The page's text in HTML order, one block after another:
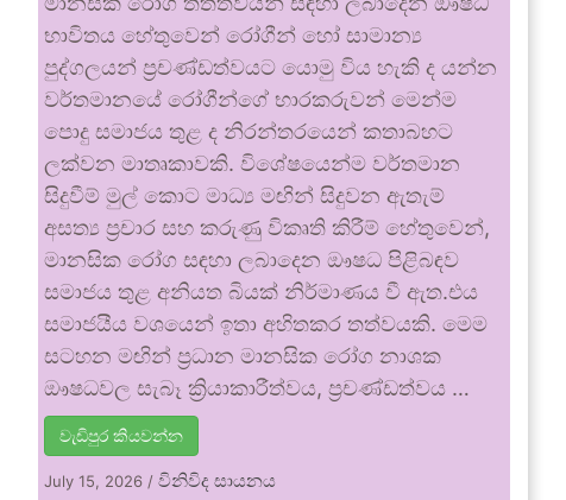
භාවිතය හේතුවෙන් රෝගීන් හෝ සාමාන්‍ය
පුද්ගලයන් ප්‍රචණ්ඩත්වයට යොමු විය හැකි ද යන්න
වර්තමානයේ රෝගීන්ගේ භාරකරුවන් මෙන්ම
පොදු සමාජය තුළ ද නිරන්තරයෙන් කතාබහට
ලක්වන මාතෘකාවකි. විශේෂයෙන්ම වර්තමාන
සිදුවීම් මුල් කොට මාධ්‍ය මඟින් සිදුවන ඇතැම්
අසත්‍ය ප්‍රචාර සහ කරුණු විකෘති කිරීම් හේතුවෙන්,
මානසික රෝග සඳහා ලබාදෙන ඖෂධ පිළිබඳව
සමාජය තුළ අනියත බියක් නිර්මාණය වී ඇත.එය
සමාජයීය වශයෙන් ඉතා අහිතකර තත්වයකි. මෙම
සටහන මඟින් ප්‍රධාන මානසික රෝග නාශක
ඖෂධවල සැබෑ ක්‍රියාකාරීත්වය, ප්‍රචණ්ඩත්වය …
වැඩිපුර කියවන්න
July 15, 2026 /විනිවිද සායනය